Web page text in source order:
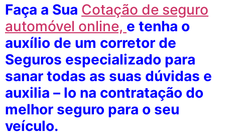
Faça a Sua Cotação de seguro
automóvel online, e tenha o
auxílio de um corretor de
Seguros especializado para
sanar todas as suas dúvidas e
auxilia – lo na contratação do
melhor seguro para o seu
veículo.